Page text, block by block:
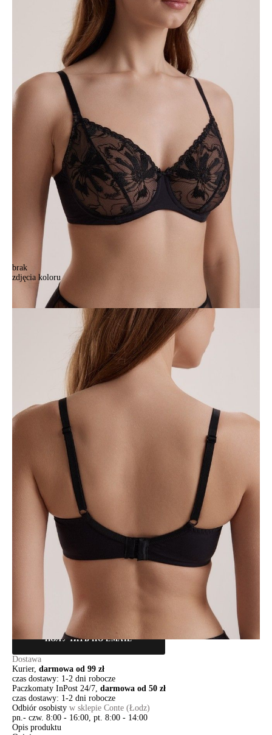
brak
zdjęcia koloru
Biustonosz CE SECRET GARDEN TB6241, r.70D, czarny
Biustonosz CE SECRET GARDEN TB6241, r.70D, czarny
160,90 zł
Tabela rozmiarów
75B
75C
80C
DODAJ DO KOSZYKA
Jak złożyć zamówienie
POWIADOM MNIE O DOSTĘPNOŚCI
ПОЛУЧИТЬ ПО EMAIL
Dostawa
Kurier, darmowa od 99 zł
czas dostawy: 1-2 dni robocze
Paczkomaty InPost 24/7, darmowa od 50 zł
czas dostawy: 1-2 dni robocze
Odbiór osobisty w sklepie Conte (Łodz)
pn.- czw. 8:00 - 16:00, pt. 8:00 - 14:00
Opis produktu